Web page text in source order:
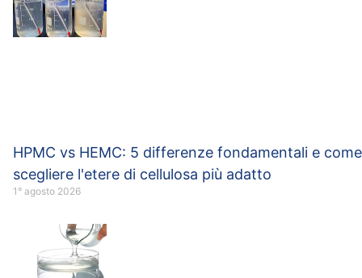
HPMC vs HEMC: 5 differenze fondamentali e come
scegliere l'etere di cellulosa più adatto
1° agosto 2026